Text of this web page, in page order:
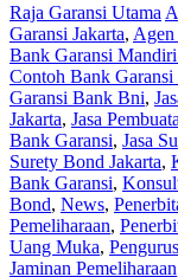
Raja Garansi Utama
Garansi Jakarta, Agen
Bank Garansi
Contoh Bank
Garansi Bank Bni,
Jakarta, Jasa
Bank Garansi, Jasa
Surety Bond Jakarta,
Bank Garansi,
Bond, News,
Pemeliharaan,
Uang Muka,
Jaminan Pemeliharaan